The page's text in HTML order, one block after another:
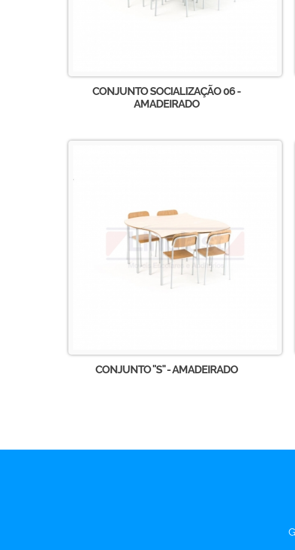
CONJUNTO SOCIALIZAÇÃO 06 -
AMADEIRADO
CONJUNTO ''S'' - AMADEIRADO